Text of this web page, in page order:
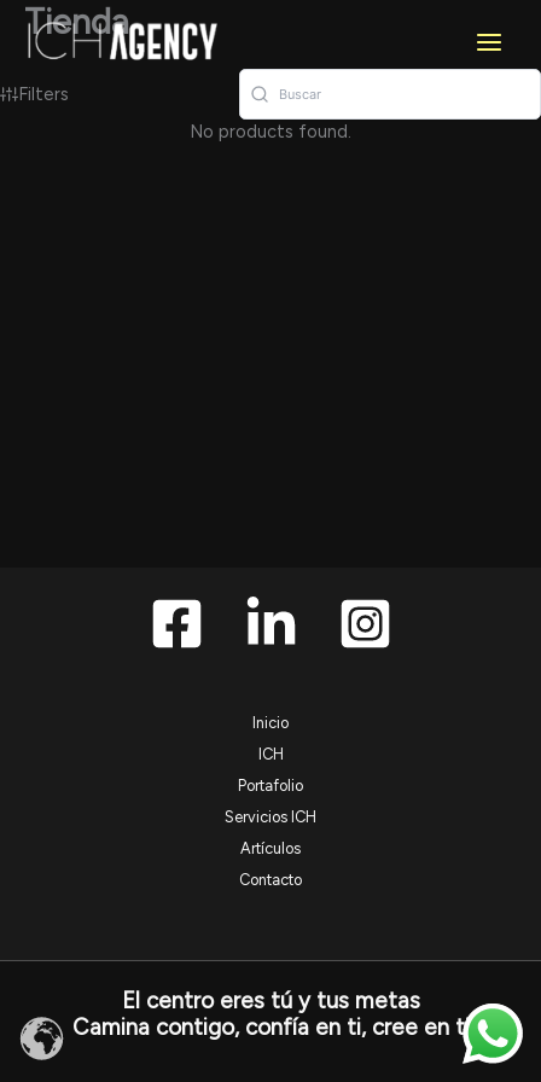
contenido
Tienda
Filters
No products found.
Inicio
ICH
Portafolio
Servicios ICH
Artículos
Contacto
El centro eres tú y tus metas
Camina contigo, confía en ti, cree en ti